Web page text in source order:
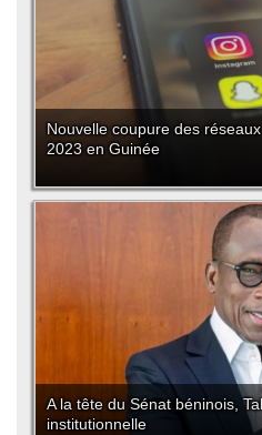
Nouvelle coupure des
2023 en Guinée
A la tête du Sénat béninois,
institutionnelle